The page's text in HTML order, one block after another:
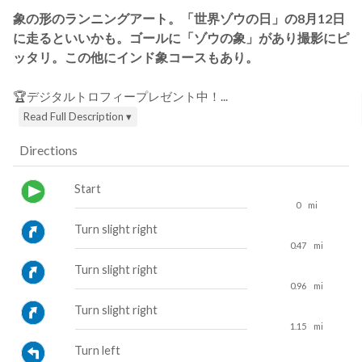
象の形のランニングアート。「世界ゾウの日」の8月12日
に走るといいかも。ゴールに「ゾウの象」があり撮影にピ
ッタリ。この他にインド象コースもあり。
🏆デジタルトロフィープレゼント中！...
Read Full Description ▾
Directions
Start
0 mi
Turn slight right
0.47 mi
Turn slight right
0.96 mi
Turn slight right
1.15 mi
Turn left